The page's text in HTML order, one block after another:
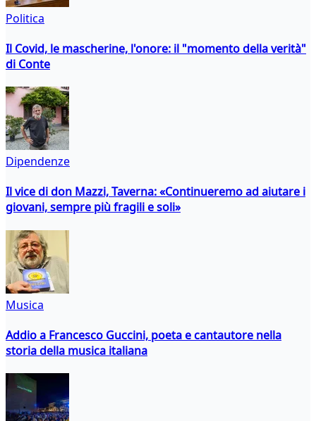
Politica
Il Covid, le mascherine, l'onore: il "momento della verità"
di Conte
Dipendenze
Il vice di don Mazzi, Taverna: «Continueremo ad aiutare i
giovani, sempre più fragili e soli»
Musica
Addio a Francesco Guccini, poeta e cantautore nella
storia della musica italiana